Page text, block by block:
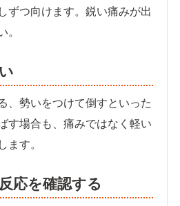
ずつ向けます。鋭い痛みが出
。
、勢いをつけて倒すといった
す場合も、痛みではなく軽い
ます。
応を確認する